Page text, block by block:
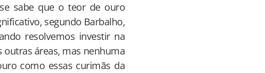
sabe que o teor de ouro
segundo Barbalho,
resolvemos investir na
outras áreas, mas nenhuma
como essas curimãs da